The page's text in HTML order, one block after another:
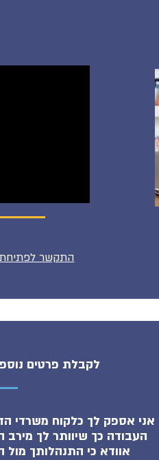
לקבלת פרטים
אני אספק לך כלקוח משרדי
העבודה כך שיוותר לך
אוודא כי התנהלותך
התקשר